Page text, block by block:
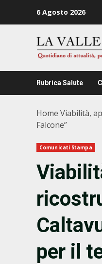
6 Agosto 2026
Rubrica Salute
Home Viabilità,
Falcone”
Comunicati Stampa
per il